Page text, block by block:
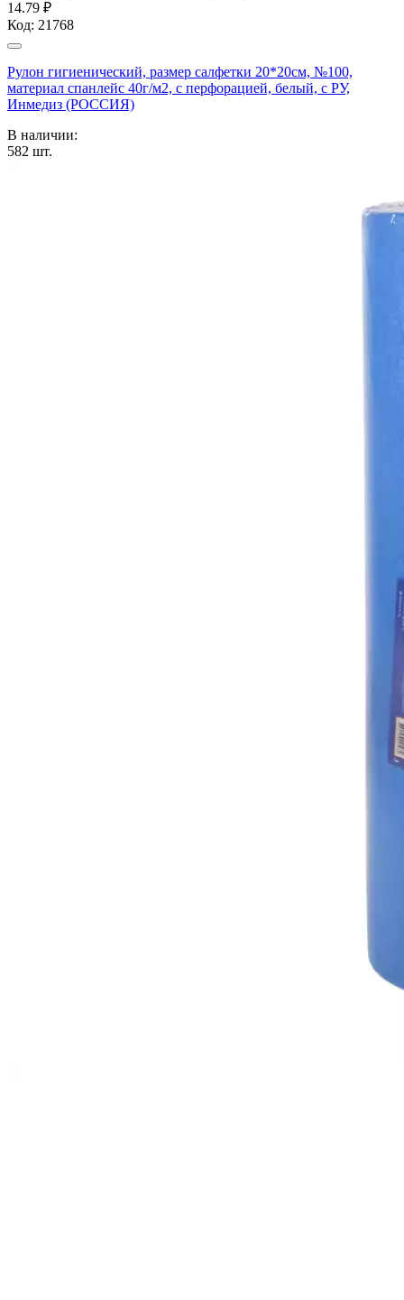
14.79 ₽
Код: 21768
Рулон гигиенический, размер салфетки 20*20см, №100,
материал спанлейс 40г/м2, с перфорацией, белый, с РУ,
Инмедиз (РОССИЯ)
В наличии:
582 шт.